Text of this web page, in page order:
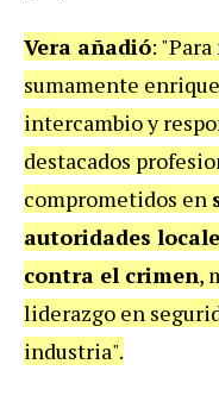
Vera añadió:
sumamente
intercambio y
destacados
comprometidos en
autoridades
contra el crimen,
liderazgo en
industria".